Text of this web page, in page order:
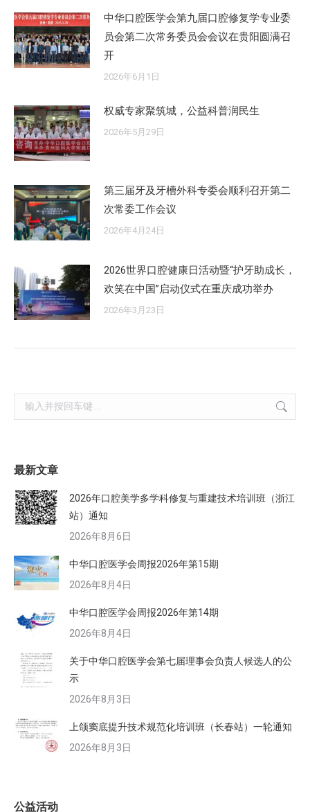
中华口腔医学会第九届口腔修复学专业委
员会第二次常务委员会会议在贵阳圆满召
开
2026年6月1日
权威专家聚筑城，公益科普润民生
2026年5月29日
第三届牙及牙槽外科专委会顺利召开第二
次常委工作会议
2026年4月24日
2026世界口腔健康日活动暨“护牙助成长，
欢笑在中国”启动仪式在重庆成功举办
2026年3月23日
Search:
最新文章
2026年口腔美学多学科修复与重建技术培训班（浙江
站）通知
2026年8月6日
中华口腔医学会周报2026年第15期
2026年8月4日
中华口腔医学会周报2026年第14期
2026年8月4日
关于中华口腔医学会第七届理事会负责人候选人的公
示
2026年8月3日
上颌窦底提升技术规范化培训班（长春站）一轮通知
2026年8月3日
公益活动